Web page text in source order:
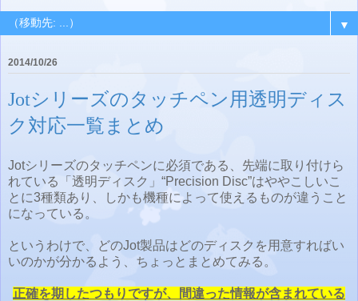
▼
2014/10/26
Jotシリーズのタッチペン用透明ディス
ク対応一覧まとめ
Jotシリーズのタッチペンに必須である、先端に取り付けら
れている「透明ディスク」“Precision Disc”はややこしいこ
とに3種類あり、しかも機種によって使えるものが違うこと
になっている。
というわけで、どのJot製品はどのディスクを用意すればい
いのかが分かるよう、ちょっとまとめてみる。
正確を期したつもりですが、間違った情報が含まれている